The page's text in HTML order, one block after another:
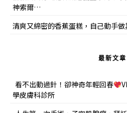
神索爾…
清爽又綿密的香蕉蛋糕，自己動手
最新文章
看不出動過針！卻神奇年輕回春
學皮膚科診所